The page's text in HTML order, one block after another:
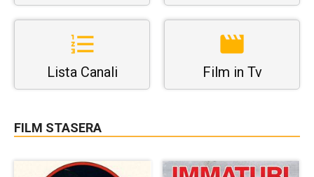
Lista Canali Film in Tv
FILM STASERA